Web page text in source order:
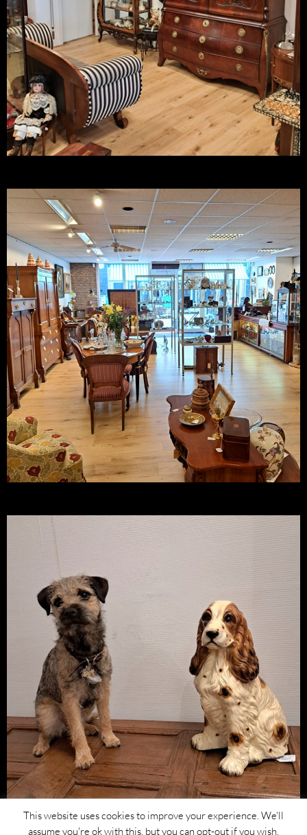
This website uses cookies to improve your experience. We'll
assume you're ok with this, but you can opt-out if you wish.